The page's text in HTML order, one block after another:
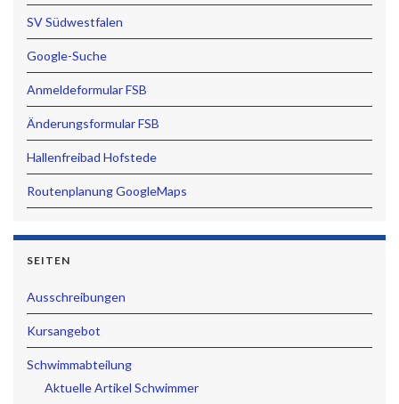
SV Südwestfalen
Google-Suche
Anmeldeformular FSB
Änderungsformular FSB
Hallenfreibad Hofstede
Routenplanung GoogleMaps
SEITEN
Ausschreibungen
Kursangebot
Schwimmabteilung
Aktuelle Artikel Schwimmer